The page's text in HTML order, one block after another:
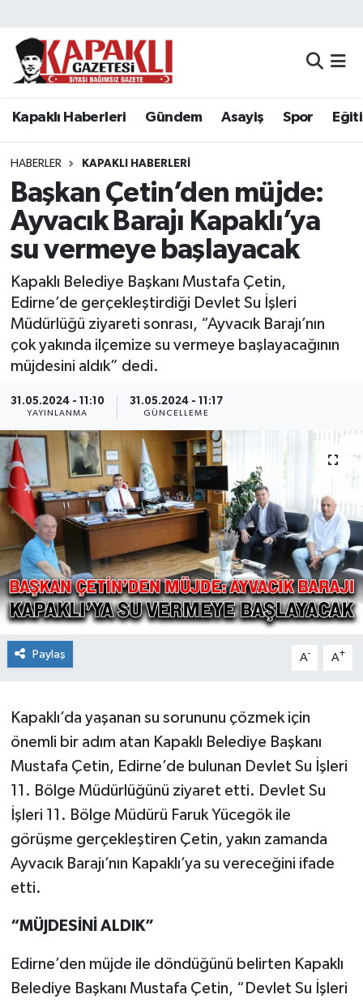
Kapaklı Haberleri Gündem Asayiş Spor
HABERLER KAPAKLI HABERLERI
Başkan Çetin’den müjde:
Ayvacık Barajı Kapaklı’ya
su vermeye başlayacak
Kapaklı Belediye Başkanı Mustafa Çetin,
Edirne’de gerçekleştirdiği Devlet Su İşleri
Müdürlüğü ziyareti sonrası, “Ayvacık Barajı’nın
çok yakında ilçemize su vermeye başlayacağının
müjdesini aldık” dedi.
31.05.2024 - 11:10
YAYINLANMA
31.05.2024 - 11:17
GÜNCELLEME
Paylaş A- A+
Kapaklı’da yaşanan su sorununu çözmek için
önemli bir adım atan Kapaklı Belediye Başkanı
Mustafa Çetin, Edirne’de bulunan Devlet Su İşleri
11. Bölge Müdürlüğünü ziyaret etti. Devlet Su
İşleri 11. Bölge Müdürü Faruk Yücegök ile
görüşme gerçekleştiren Çetin, yakın zamanda
Ayvacık Barajı’nın Kapaklı’ya su vereceğini ifade
etti.
“MÜJDESİNİ ALDIK”
Edirne’den müjde ile döndüğünü belirten Kapaklı
Belediye Başkanı Mustafa Çetin, “Devlet Su İşleri
Kapaklı Haberleri
Asayiş
Spor
Eğitim
Resmi Reklamlar
Tekirdağ
Sağlık
Teknoloji
Yaşam
Tekirdağ Nöbetçi Eczaneler
Tekirdağ Namaz Vakitleri
Tekirdağ Trafik Yoğunluk Haritası
Süper Lig Puan Durumu ve Fikstür
Tüm Manşetler
Son Dakika Haberleri
Haber Arşivi